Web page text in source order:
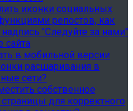
иконки социальных
репостов, как
"Следуйте за нами"
сайта
в мобильной версии
расшаривания в
сети?
собственное
для корректного